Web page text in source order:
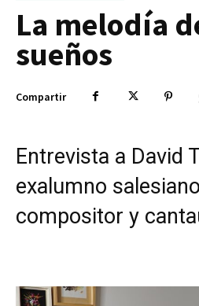
La melodía
sueños
Compartir
Entrevista a David
exalumno
compositor y